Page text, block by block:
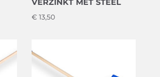
VERZINKT MET STEEL
€ 13,50